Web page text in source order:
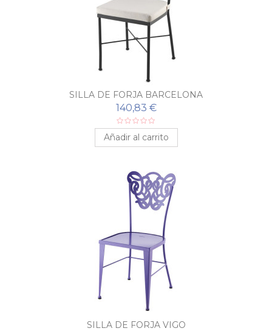
SILLA DE FORJA BARCELONA
140,83 €
Añadir al carrito
SILLA DE FORJA VIGO